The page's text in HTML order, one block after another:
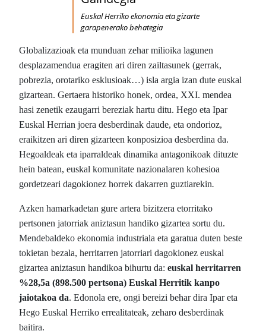
Euskal Herriko ekonomia eta gizarte
garapenerako behategia
Globalizazioak eta munduan zehar milioika lagunen
desplazamendua eragiten ari diren zailtasunek (gerrak,
pobrezia, orotariko esklusioak…) isla argia izan dute euskal
gizartean. Gertaera historiko honek, ordea, XXI. mendea
hasi zenetik ezaugarri bereziak hartu ditu. Hego eta Ipar
Euskal Herrian joera desberdinak daude, eta ondorioz,
eraikitzen ari diren gizarteen konposizioa desberdina da.
Hegoaldeak eta iparraldeak dinamika antagonikoak dituzte
hein batean, euskal komunitate nazionalaren kohesioa
gordetzeari dagokionez horrek dakarren guztiarekin.
Azken hamarkadetan gure artera bizitzera etorritako
pertsonen jatorriak aniztasun handiko gizartea sortu du.
Mendebaldeko ekonomia industriala eta garatua duten beste
tokietan bezala, herritarren jatorriari dagokionez euskal
gizartea aniztasun handikoa bihurtu da: euskal herritarren
%28,5a (898.500 pertsona) Euskal Herritik kanpo
jaiotakoa da. Edonola ere, ongi bereizi behar dira Ipar eta
Hego Euskal Herriko errealitateak, zeharo desberdinak
baitira.